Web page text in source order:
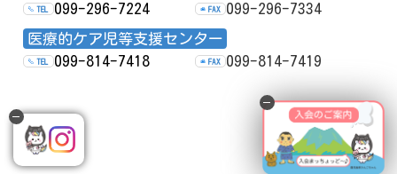
TEL 099-296-7224 FAX
099-296-7334
医療的ケア児等支援センター
TEL 099-814-7418 FAX 099-814-7419